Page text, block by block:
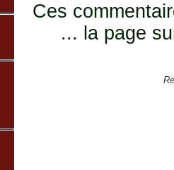
Ces
... la page